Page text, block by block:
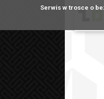
Serwis w trosce o